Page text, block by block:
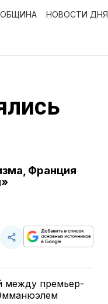
ОБЩИНА НОВОСТИ ДНЯ
Франция
Скопируйте
поделитесь
между премьер-